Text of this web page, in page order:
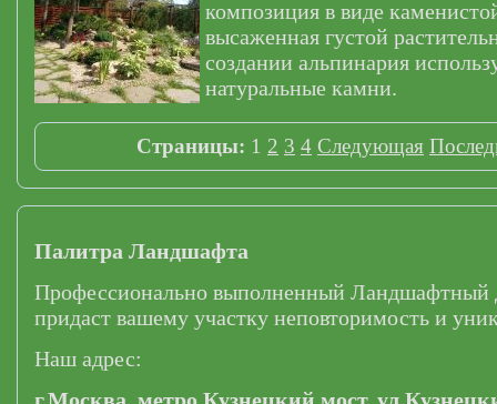
композиция в виде
высаженная густой
создании альпинария
натуральные камни.
Страницы: 1 2 3 4 Следующая
Палитра Ландшафта
Профессионально выполненный Ландшафтный
придаст вашему участку неповторимость и
Наш адрес: